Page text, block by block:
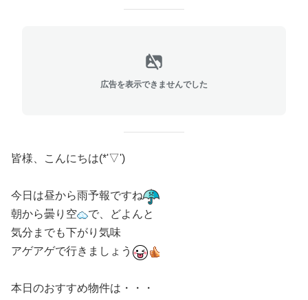
広告を表示できませんでした
皆様、こんにちは(*'▽')
今日は昼から雨予報ですね
朝から曇り空
で、どよんと
気分までも下がり気味
アゲアゲで行きましょう
本日のおすすめ物件は・・・